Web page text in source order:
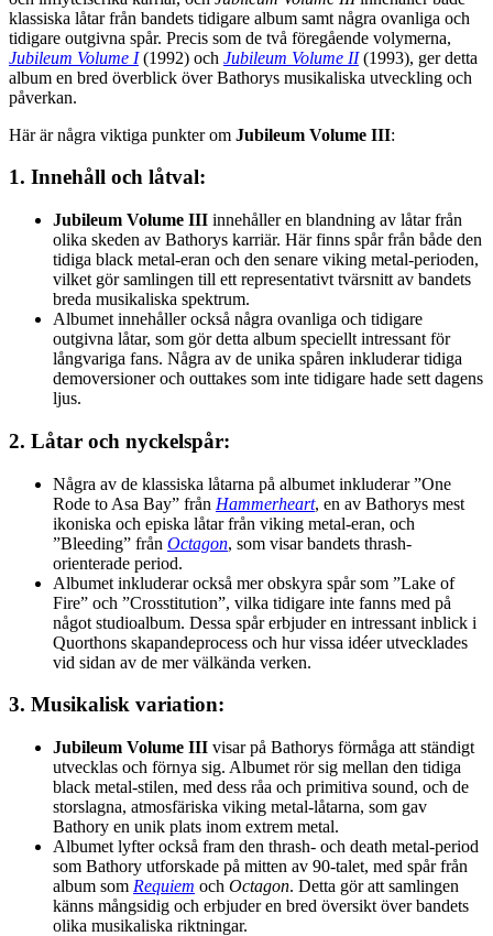
klassiska låtar från bandets tidigare album samt några ovanliga och
tidigare outgivna spår. Precis som de två föregående volymerna,
Jubileum Volume I(1992) och Jubileum Volume II(1993), ger detta
album en bred överblick över Bathorys musikaliska utveckling och
påverkan.
Här är några viktiga punkter om Jubileum Volume III:
1. Innehåll och låtval:
Jubileum Volume III innehåller en blandning av låtar från
olika skeden av Bathorys karriär. Här finns spår från både den
tidiga black metal-eran och den senare viking metal-perioden,
vilket gör samlingen till ett representativt tvärsnitt av bandets
breda musikaliska spektrum.
Albumet innehåller också några ovanliga och tidigare
outgivna låtar, som gör detta album speciellt intressant för
långvariga fans. Några av de unika spåren inkluderar tidiga
demoversioner och outtakes som inte tidigare hade sett dagens
ljus.
2. Låtar och nyckelspår:
Några av de klassiska låtarna på albumet inkluderar ”One
Rode to Asa Bay” från Hammerheart, en av Bathorys mest
ikoniska och episka låtar från viking metal-eran, och
”Bleeding” från Octagon, som visar bandets thrash-
orienterade period.
Albumet inkluderar också mer obskyra spår som ”Lake of
Fire” och ”Crosstitution”, vilka tidigare inte fanns med på
något studioalbum. Dessa spår erbjuder en intressant inblick i
Quorthons skapandeprocess och hur vissa idéer utvecklades
vid sidan av de mer välkända verken.
3. Musikalisk variation:
Jubileum Volume III visar på Bathorys förmåga att ständigt
utvecklas och förnya sig. Albumet rör sig mellan den tidiga
black metal-stilen, med dess råa och primitiva sound, och de
storslagna, atmosfäriska viking metal-låtarna, som gav
Bathory en unik plats inom extrem metal.
Albumet lyfter också fram den thrash- och death metal-period
som Bathory utforskade på mitten av 90-talet, med spår från
album som Requiem och Octagon. Detta gör att samlingen
känns mångsidig och erbjuder en bred översikt över bandets
olika musikaliska riktningar.